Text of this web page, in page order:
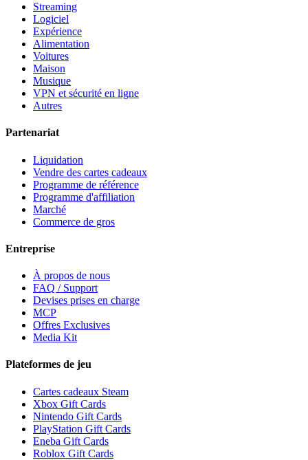
Streaming
Logiciel
Expérience
Alimentation
Voitures
Maison
Musique
VPN et sécurité en ligne
Autres
Partenariat
Liquidation
Vendre des cartes cadeaux
Programme de référence
Programme d'affiliation
Marché
Commerce de gros
Entreprise
À propos de nous
FAQ / Support
Devises prises en charge
MCP
Offres Exclusives
Media Kit
Plateformes de jeu
Cartes cadeaux Steam
Xbox Gift Cards
Nintendo Gift Cards
PlayStation Gift Cards
Eneba Gift Cards
Roblox Gift Cards